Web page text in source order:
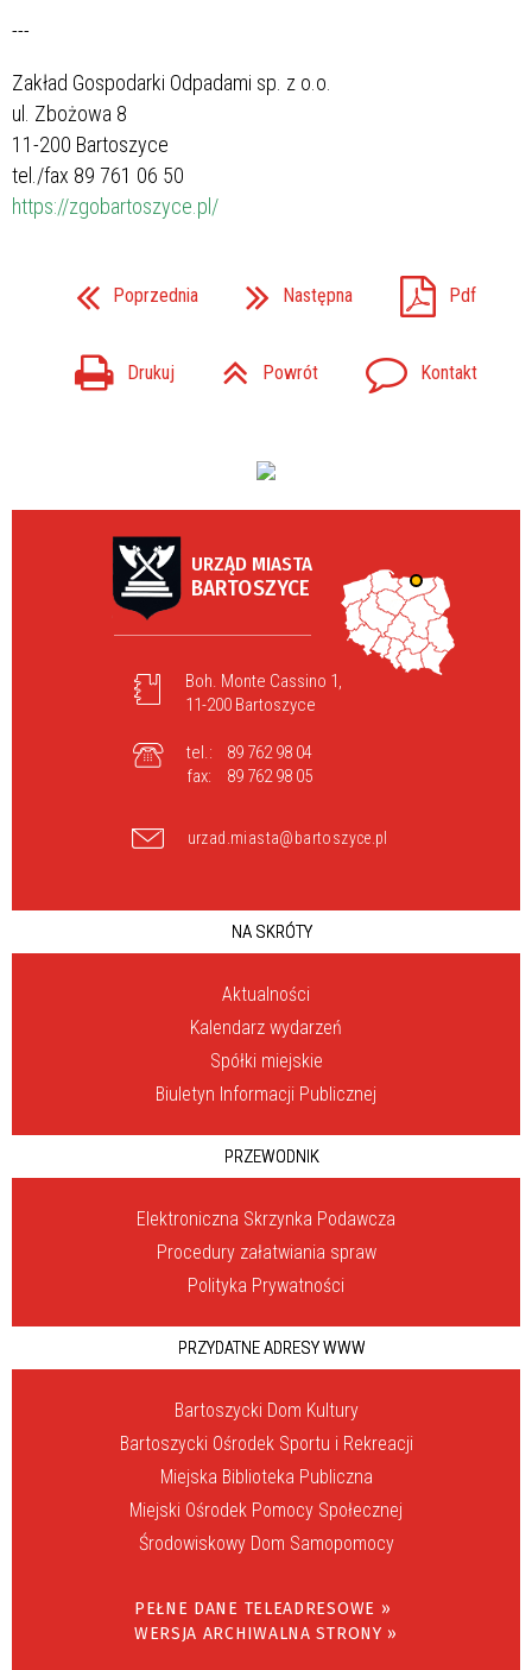
---
Zakład Gospodarki Odpadami sp. z o.o.
ul. Zbożowa 8
11-200 Bartoszyce
tel./fax 89 761 06 50
https://zgobartoszyce.pl/
Poprzednia Następna Pdf
Drukuj Powrót Kontakt
URZĄD MIASTA
BARTOSZYCE
Boh. Monte Cassino 1,
11-200 Bartoszyce
tel.:
89 762 98 04
fax:
89 762 98 05
urzad.miasta@bartoszyce.pl
NA SKRÓTY
Aktualności
Kalendarz wydarzeń
Spółki miejskie
Biuletyn Informacji Publicznej
PRZEWODNIK
Elektroniczna Skrzynka Podawcza
Procedury załatwiania spraw
Polityka Prywatności
PRZYDATNE ADRESY WWW
Bartoszycki Dom Kultury
Bartoszycki Ośrodek Sportu i Rekreacji
Miejska Biblioteka Publiczna
Miejski Ośrodek Pomocy Społecznej
Środowiskowy Dom Samopomocy
PEŁNE DANE TELEADRESOWE »
WERSJA ARCHIWALNA STRONY »